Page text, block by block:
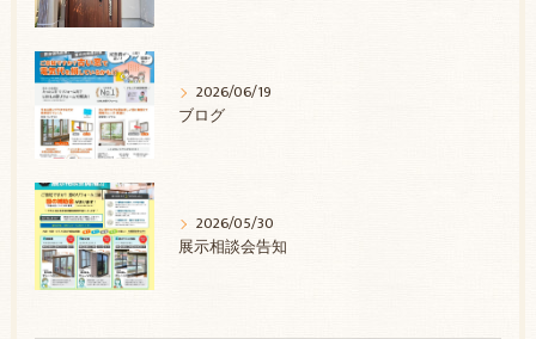
2026/06/19
ブログ
2026/05/30
展示相談会告知